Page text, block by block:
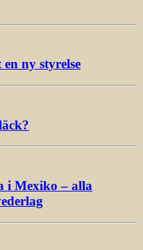
ny styrelse
i Mexiko – alla